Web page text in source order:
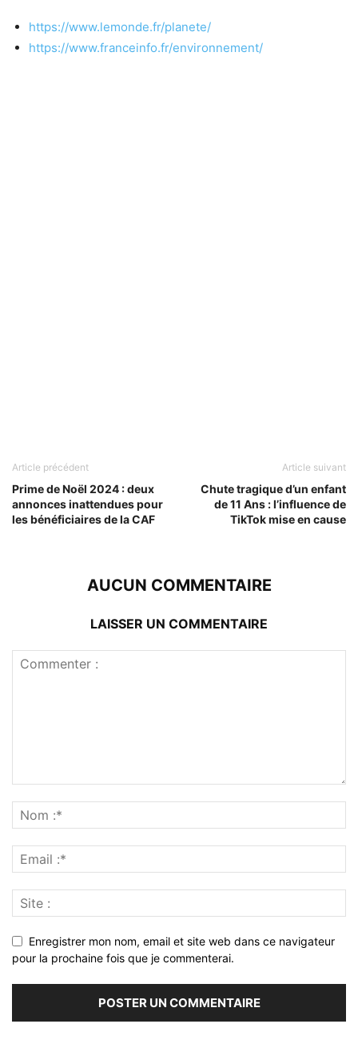
https://www.lemonde.fr/planete/
https://www.franceinfo.fr/environnement/
Article précédent
Prime de Noël 2024 : deux
annonces inattendues pour
les bénéficiaires de la CAF
Article suivant
Chute tragique d’un enfant
de 11 Ans : l’influence de
TikTok mise en cause
AUCUN COMMENTAIRE
LAISSER UN COMMENTAIRE
Enregistrer mon nom, email et site web dans ce navigateur
pour la prochaine fois que je commenterai.